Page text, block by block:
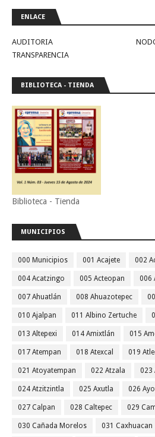
ENLACE
AUDITORIA
TRANSPARENCIA
BIBLIOTECA - TIENDA
Biblioteca - Tienda
MUNICIPIOS
000 Municipios 001 Acajete 002
004 Acatzingo 005 Acteopan 006
007 Ahuatlán 008 Ahuazotepec
010 Ajalpan 011 Albino Zertuche
013 Altepexi 014 Amixtlán 015
017 Atempan 018 Atexcal 019
021 Atoyatempan 022 Atzala 023
024 Atzitzintla 025 Axutla 026
027 Calpan 028 Caltepec 029
030 Cañada Morelos 031 Caxhuacan